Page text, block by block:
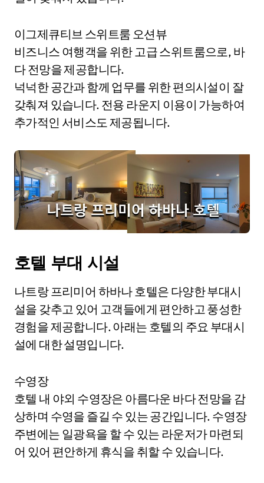
이그제큐티브 스위트룸 오션뷰
비즈니스 여행객을 위한 고급 스위트룸으로, 바
다 전망을 제공합니다.
넉넉한 공간과 함께 업무를 위한 편의시설이 잘
갖춰져 있습니다. 전용 라운지 이용이 가능하여
추가적인 서비스도 제공됩니다.
호텔 부대 시설
나트랑 프리미어 하바나 호텔은 다양한 부대시
설을 갖추고 있어 고객들에게 편안하고 풍성한
경험을 제공합니다. 아래는 호텔의 주요 부대시
설에 대한 설명입니다.
수영장
호텔 내 야외 수영장은 아름다운 바다 전망을 감
상하며 수영을 즐길 수 있는 공간입니다. 수영장
주변에는 일광욕을 할 수 있는 라운저가 마련되
어 있어 편안하게 휴식을 취할 수 있습니다.